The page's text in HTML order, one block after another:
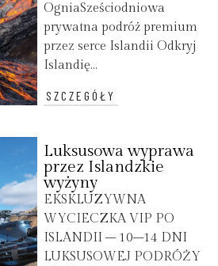
OgniaSześciodniowa
prywatna podróż premium
przez serce Islandii Odkryj
Islandię...
SZCZEGÓŁY
Luksusowa wyprawa
przez Islandzkie
wyżyny
EKSKLUZYWNA
WYCIECZKA VIP PO
ISLANDII – 10–14 DNI
LUKSUSOWEJ PODRÓŻY